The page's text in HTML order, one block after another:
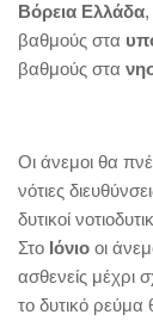
Βόρεια Ελλάδα
βαθμούς στα
βαθμούς στα
Οι άνεμοι θα
νότιες
δυτικοί
Στο Ιόνιο οι
ασθενείς μέχρι
το δυτικό ρεύμα